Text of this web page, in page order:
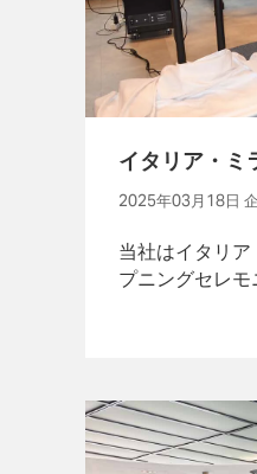
イタリア・ミ
2025年03月18日
当社はイタリ
プニングセレモ